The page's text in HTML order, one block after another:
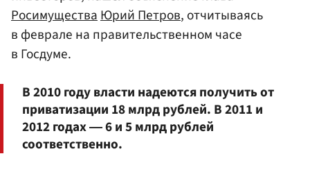
РосимуществаЮрий Петров, отчитываясь
в феврале на правительственном часе
в Госдуме.
В 2010 году власти надеются получить от
приватизации 18 млрд рублей. В 2011 и
2012 годах ― 6 и 5 млрд рублей
соответственно.